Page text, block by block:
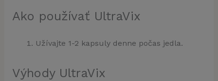
Ako používať UltraVix
Užívajte 1-2 kapsuly denne počas jedla.
Výhody UltraVix